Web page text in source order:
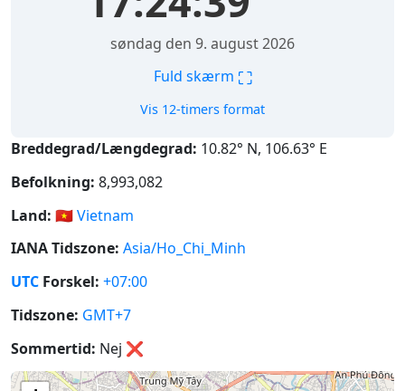
søndag den 9. august 2026
Fuld skærm ⛶
Vis 12-timers format
Breddegrad/Længdegrad: 10.82° N, 106.63° E
Befolkning: 8,993,082
Land: 🇻🇳Vietnam
IANA Tidszone: Asia/Ho_Chi_Minh
UTC Forskel: +07:00
Tidszone: GMT+7
Sommertid: Nej ❌